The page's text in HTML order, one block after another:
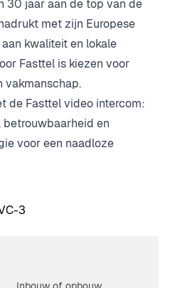
30 jaar aan de top van de
met zijn Europese
kwaliteit en lokale
Fasttel is kiezen voor
vakmanschap.
de Fasttel video intercom:
en
voor een naadloze
3